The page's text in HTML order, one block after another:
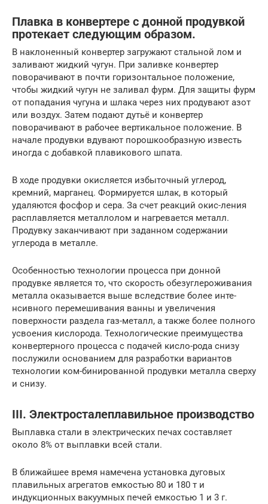
Плавка в конвертере с донной продувкой
протекает следующим образом.
В наклоненный конвертер загружают стальной лом и
заливают жидкий чугун. При заливке конвертер
поворачивают в почти горизонтальное положение,
чтобы жидкий чугун не заливал фурм. Для защиты фурм
от попадания чугуна и шлака через них продувают азот
или воздух. Затем подают дутьё и конвертер
поворачивают в рабочее вертикальное положение. В
начале продувки вдувают порошкообразную известь
иногда с добавкой плавикового шпата.
В ходе продувки окисляется избыточный углерод,
кремний, марганец. Формируется шлак, в который
удаляются фосфор и сера. За счет реакций окис-ления
расплавляется металлолом и нагревается металл.
Продувку заканчивают при заданном содержании
углерода в металле.
Особенностью технологии процесса при донной
продувке является то, что скорость обезуглероживания
металла оказывается выше вследствие более инте-
нсивного перемешивания ванны и увеличения
поверхности раздела газ-металл, а также более полного
усвоения кислорода. Технологические преимущества
конвертерного процесса с подачей кисло-рода снизу
послужили основанием для разработки вариантов
технологии ком-бинированной продувки металла сверху
и снизу.
III. Электросталеплавильное производство
Выплавка стали в электрических печах составляет
около 8% от выплавки всей стали.
В ближайшее время намечена установка дуговых
плавильных агрегатов емкостью 80 и 180 т и
индукционных вакуумных печей емкостью 1 и 3 г.